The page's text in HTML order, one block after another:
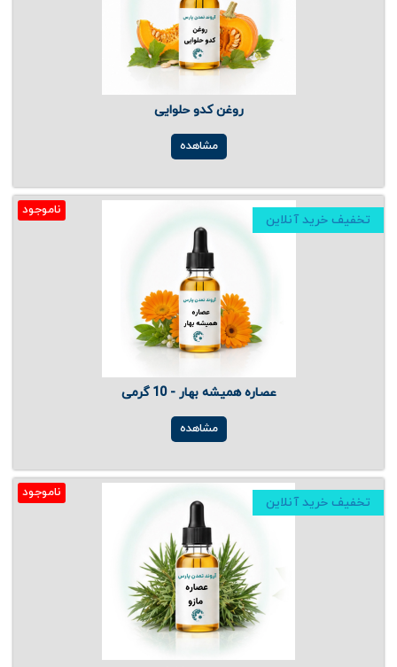
روغن کدو حلوایی
مشاهده
ناموجود
تخفیف خرید آنلاین
عصاره همیشه بهار - 10 گرمی
مشاهده
ناموجود
تخفیف خرید آنلاین